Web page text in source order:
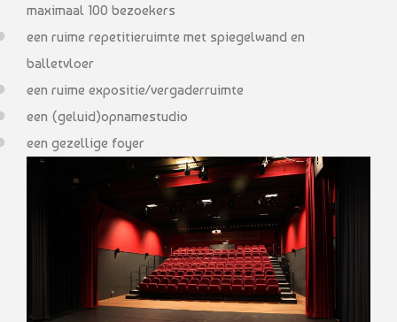
maximaal 100 bezoekers
een ruime repetitieruimte met spiegelwand en
balletvloer
een ruime expositie/vergaderruimte
een (geluid)opnamestudio
een gezellige foyer